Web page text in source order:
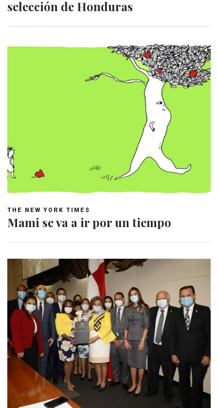
selección de Honduras
THE NEW YORK TIMES
Mami se va a ir por un tiempo